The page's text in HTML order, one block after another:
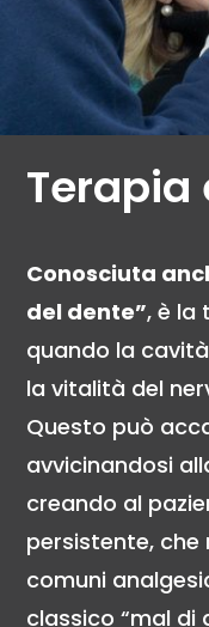
Terapia
Conosciuta
del dente”, è la
quando la
la vitalità del
Questo può
avvicinandosi
creando al
persistente, che
comuni
classico “mal di